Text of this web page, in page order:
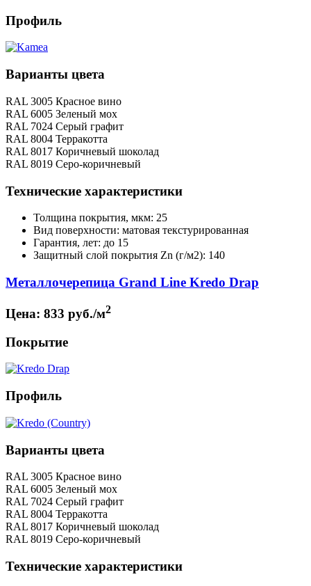
Профиль
Варианты цвета
RAL 3005 Красное вино
RAL 6005 Зеленый мох
RAL 7024 Серый графит
RAL 8004 Терракотта
RAL 8017 Коричневый шоколад
RAL 8019 Серо-коричневый
Технические характеристики
Толщина покрытия, мкм: 25
Вид поверхности: матовая текстурированная
Гарантия, лет: до 15
Защитный слой покрытия Zn (г/м2): 140
Металлочерепица Grand Line Kredo Drap
Цена: 833 руб./м2
Покрытие
Профиль
Варианты цвета
RAL 3005 Красное вино
RAL 6005 Зеленый мох
RAL 7024 Серый графит
RAL 8004 Терракотта
RAL 8017 Коричневый шоколад
RAL 8019 Серо-коричневый
Технические характеристики